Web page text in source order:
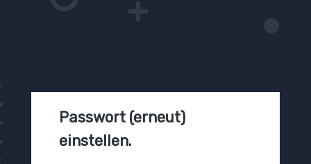
Passwort (erneut)
einstellen.